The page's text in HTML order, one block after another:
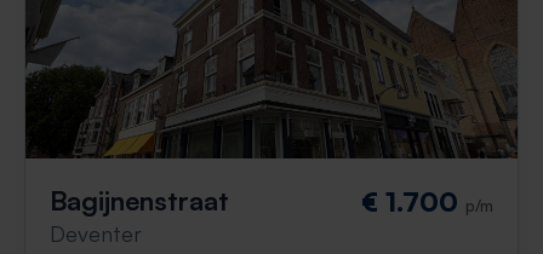
Bagijnenstraat
Deventer
€ 1.700 p/m